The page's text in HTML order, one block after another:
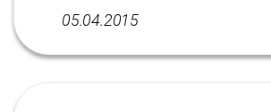
05.04.2015